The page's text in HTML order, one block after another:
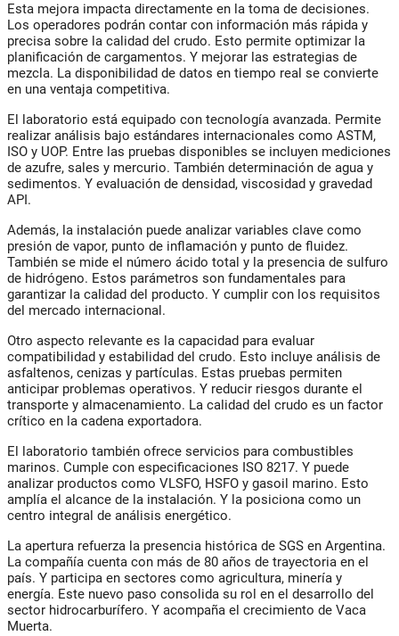
Esta mejora impacta directamente en la toma de decisiones.
Los operadores podrán contar con información más rápida y
precisa sobre la calidad del crudo. Esto permite optimizar la
planificación de cargamentos. Y mejorar las estrategias de
mezcla. La disponibilidad de datos en tiempo real se convierte
en una ventaja competitiva.
El laboratorio está equipado con tecnología avanzada. Permite
realizar análisis bajo estándares internacionales como ASTM,
ISO y UOP. Entre las pruebas disponibles se incluyen mediciones
de azufre, sales y mercurio. También determinación de agua y
sedimentos. Y evaluación de densidad, viscosidad y gravedad
API.
Además, la instalación puede analizar variables clave como
presión de vapor, punto de inflamación y punto de fluidez.
También se mide el número ácido total y la presencia de sulfuro
de hidrógeno. Estos parámetros son fundamentales para
garantizar la calidad del producto. Y cumplir con los requisitos
del mercado internacional.
Otro aspecto relevante es la capacidad para evaluar
compatibilidad y estabilidad del crudo. Esto incluye análisis de
asfaltenos, cenizas y partículas. Estas pruebas permiten
anticipar problemas operativos. Y reducir riesgos durante el
transporte y almacenamiento. La calidad del crudo es un factor
crítico en la cadena exportadora.
El laboratorio también ofrece servicios para combustibles
marinos. Cumple con especificaciones ISO 8217. Y puede
analizar productos como VLSFO, HSFO y gasoil marino. Esto
amplía el alcance de la instalación. Y la posiciona como un
centro integral de análisis energético.
La apertura refuerza la presencia histórica de SGS en Argentina.
La compañía cuenta con más de 80 años de trayectoria en el
país. Y participa en sectores como agricultura, minería y
energía. Este nuevo paso consolida su rol en el desarrollo del
sector hidrocarburífero. Y acompaña el crecimiento de Vaca
Muerta.